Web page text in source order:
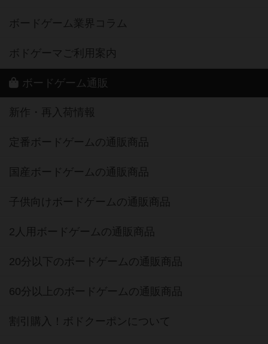
ボードゲーム業界コラム
ボドゲーマご利用案内
ボードゲーム通販
新作・再入荷情報
定番ボードゲームの通販商品
国産ボードゲームの通販商品
子供向けボードゲームの通販商品
2人用ボードゲームの通販商品
20分以下のボードゲームの通販商品
60分以上のボードゲームの通販商品
割引購入！ボドクーポンについて